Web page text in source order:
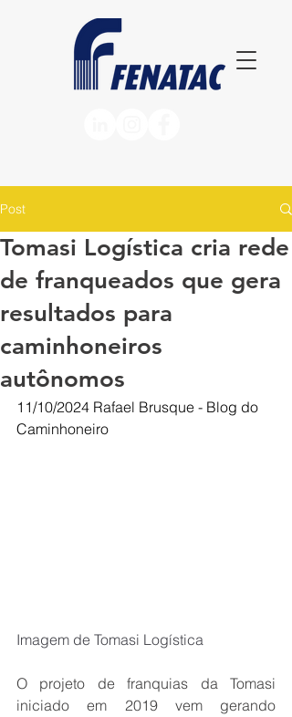
Post
Tomasi Logística cria rede
de franqueados que gera
resultados para
caminhoneiros
autônomos
11/10/2024 Rafael Brusque - Blog do
Caminhoneiro
Imagem de Tomasi Logística
O projeto de franquias da Tomasi
iniciado em 2019 vem gerando